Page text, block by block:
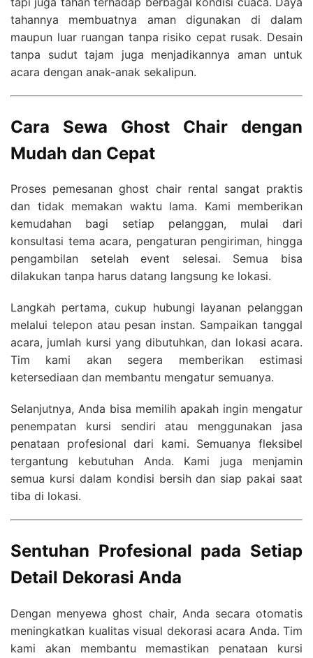
tahannya membuatnya aman digunakan di dalam
maupun luar ruangan tanpa risiko cepat rusak. Desain
tanpa sudut tajam juga menjadikannya aman untuk
acara dengan anak-anak sekalipun.
Cara Sewa Ghost Chair dengan
Mudah dan Cepat
Proses pemesanan ghost chair rental sangat praktis
dan tidak memakan waktu lama. Kami memberikan
kemudahan bagi setiap pelanggan, mulai dari
konsultasi tema acara, pengaturan pengiriman, hingga
pengambilan setelah event selesai. Semua bisa
dilakukan tanpa harus datang langsung ke lokasi.
Langkah pertama, cukup hubungi layanan pelanggan
melalui telepon atau pesan instan. Sampaikan tanggal
acara, jumlah kursi yang dibutuhkan, dan lokasi acara.
Tim kami akan segera memberikan estimasi
ketersediaan dan membantu mengatur semuanya.
Selanjutnya, Anda bisa memilih apakah ingin mengatur
penempatan kursi sendiri atau menggunakan jasa
penataan profesional dari kami. Semuanya fleksibel
tergantung kebutuhan Anda. Kami juga menjamin
semua kursi dalam kondisi bersih dan siap pakai saat
tiba di lokasi.
Sentuhan Profesional pada Setiap
Detail Dekorasi Anda
Dengan menyewa ghost chair, Anda secara otomatis
meningkatkan kualitas visual dekorasi acara Anda. Tim
kami akan membantu memastikan penataan kursi